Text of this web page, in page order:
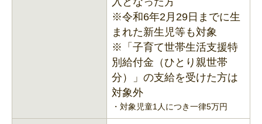
※令和6年2月29日までに生
まれた新生児等も対象
※「子育て世帯生活支援特
別給付金（ひとり親世帯
分）」の支給を受けた方は
対象外
・対象児童1人につき一律5万円